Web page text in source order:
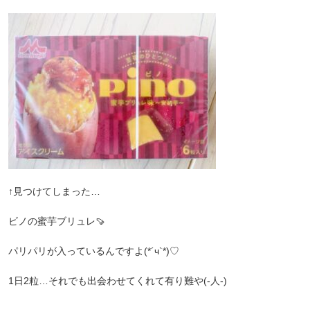
↑見つけてしまった…
ビノの蜜芋ブリュレ🍠
パリパリが入っているんですよ(*´ч`*)♡
1日2粒…それでも出会わせてくれて有り難や(-人-)